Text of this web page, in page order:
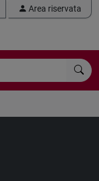
Area riservata